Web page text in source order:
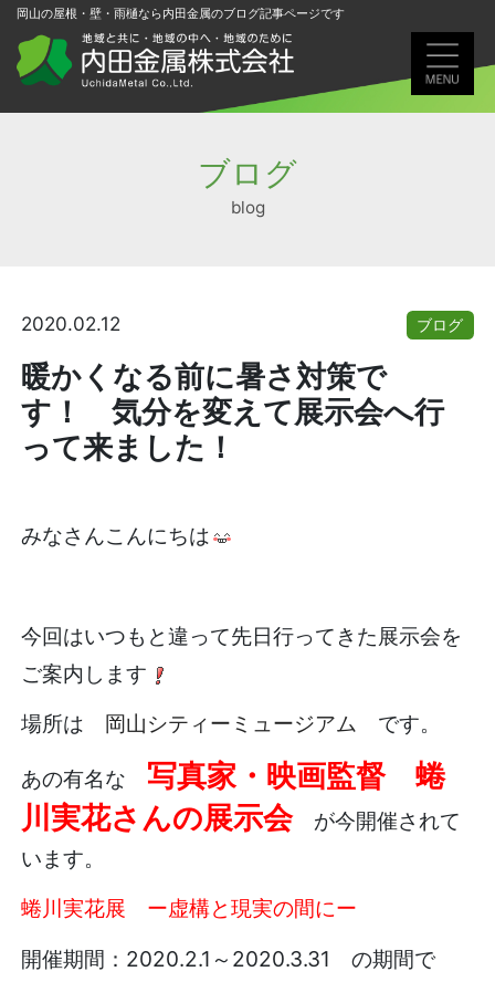
岡山の屋根・壁・雨樋なら内田金属のブログ記事ページです
ブログ
blog
2020.02.12 ブログ
暖かくなる前に暑さ対策で
す！ 気分を変えて展示会へ行
って来ました！
みなさんこんにちは
今回はいつもと違って先日行ってきた展示会を
ご案内します
場所は 岡山シティーミュージアム です。
あの有名な 写真家・映画監督 蜷
川実花さんの展示会が今開催されて
います。
蜷川実花展 ー虚構と現実の間にー
開催期間：2020.2.1～2020.3.31 の期間で